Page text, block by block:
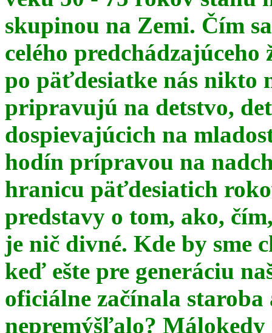
skupinou na Zemi. Čím
celého
po päťdesiatke nás nikto
pripravujú na detstvo,
dospievajúcich na
hodín prípravou na
hranicu päťdesiatich
predstavy o tom, ako,
je nič divné. Kde by sme
keď ešte pre generáciu
oficiálne začínala
nepremýšľalo? Málokedy